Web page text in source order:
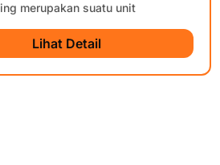
merupakan suatu unit
Lihat Detail